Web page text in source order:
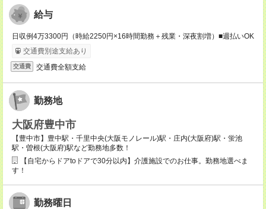
給与
日収例4万3300円（時給2250円×16時間勤務＋残業・深夜割増）■週払いOK
交通費別途支給あり
交通費 交通費全額支給
勤務地
大阪府豊中市
【豊中市】豊中駅・千里中央(大阪モノレール)駅・庄内(大阪府)駅・蛍池
駅・曽根(大阪府)駅など勤務地多数！
【自宅からドアtoドアで30分以内】介護施設でのお仕事。勤務地選べま
す！
勤務曜日